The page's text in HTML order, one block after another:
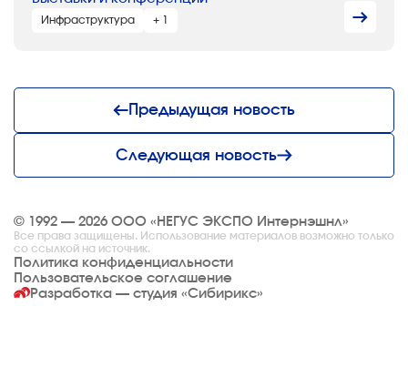
Инфраструктура + 1
Предыдущая новость
Следующая новость
© 1992 — 2026 ООО «НЕГУС ЭКСПО Интернэшнл»
Все права защищены. Использование материалов возможно только
со ссылкой на источник.
Политика конфиденциальности
Пользовательское соглашение
Разработка — студия «Сибирикс»